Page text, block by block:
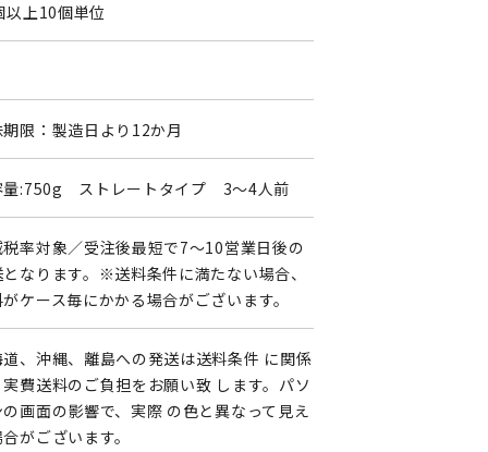
以上10個単位
限：製造日より12か月
量:750g ストレートタイプ 3～4人前
率対象／受注後最短で7～10営業日後の
なります。※送料条件に満たない場合、
ケース毎にかかる場合がございます。
、沖縄、離島への発送は送料条件 に関係
費送料のご負担をお願い致 します。パソ
画面の影響で、実際 の色と異なって見え
がございます。